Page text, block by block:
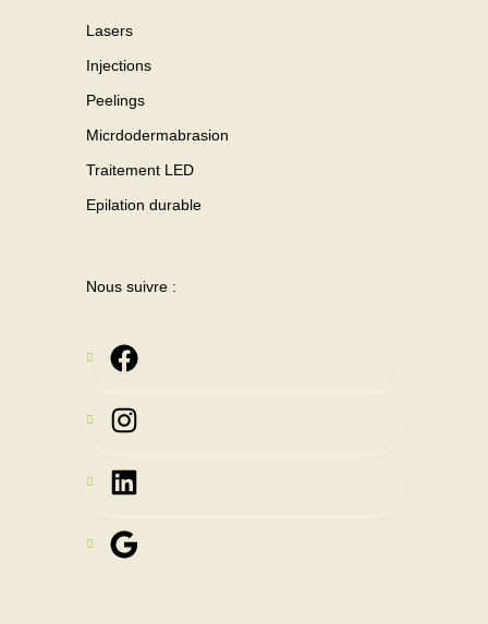
Lasers
Injections
Peelings
Micrdodermabrasion
Traitement LED
Epilation durable
Nous suivre :